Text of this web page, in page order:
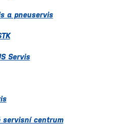
a pneuservis
Servis
servisní centrum